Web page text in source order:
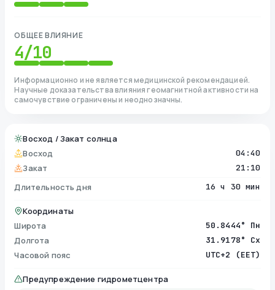
ОБЩЕЕ ВЛИЯНИЕ
4/10
Информационно и не является медицинской рекомендацией.
Научные доказательства влияния геомагнитной активности на
самочувствие ограничены и неоднозначны.
Восход / Закат солнца
Восход
04:40
Закат 21:10
Длительность дня 16 ч 30 мин
Координаты
Широта
50.8444° Пн
Долгота 31.9178° Сх
Часовой пояс UTC+2 (EET)
Предупреждение гидрометцентра